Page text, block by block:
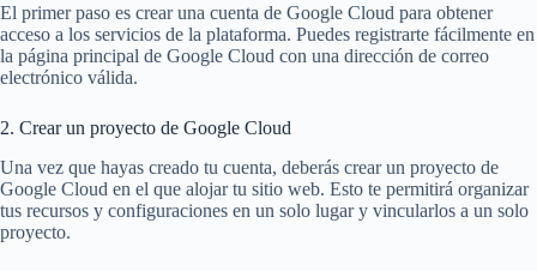
El primer paso es crear una cuenta de Google Cloud para obtener
acceso a los servicios de la plataforma. Puedes registrarte fácilmente en
la página principal de Google Cloud con una dirección de correo
electrónico válida.
2. Crear un proyecto de Google Cloud
Una vez que hayas creado tu cuenta, deberás crear un proyecto de
Google Cloud en el que alojar tu sitio web. Esto te permitirá organizar
tus recursos y configuraciones en un solo lugar y vincularlos a un solo
proyecto.